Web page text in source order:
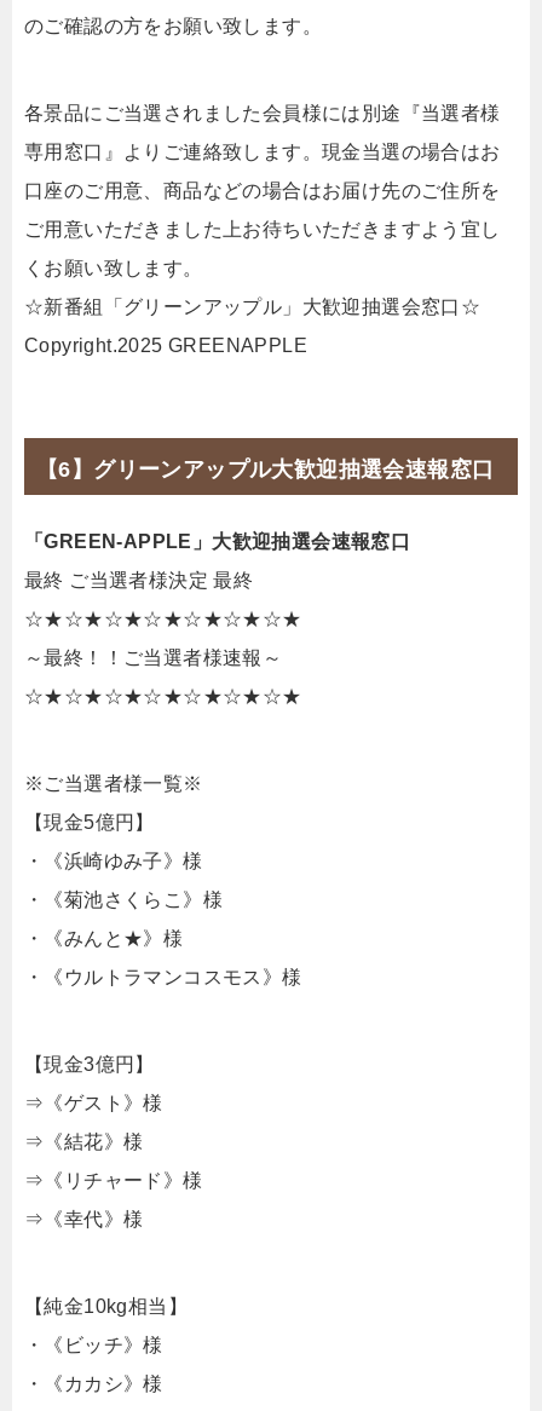
のご確認の方をお願い致します。
各景品にご当選されました会員様には別途『当選者様
専用窓口』よりご連絡致します。現金当選の場合はお
口座のご用意、商品などの場合はお届け先のご住所を
ご用意いただきました上お待ちいただきますよう宜し
くお願い致します。
☆新番組「グリーンアップル」大歓迎抽選会窓口☆
Copyright.2025 GREENAPPLE
【6】グリーンアップル大歓迎抽選会速報窓口
「GREEN-APPLE」大歓迎抽選会速報窓口
最終 ご当選者様決定 最終
☆★☆★☆★☆★☆★☆★☆★
～最終！！ご当選者様速報～
☆★☆★☆★☆★☆★☆★☆★
※ご当選者様一覧※
【現金5億円】
・《浜崎ゆみ子》様
・《菊池さくらこ》様
・《みんと★》様
・《ウルトラマンコスモス》様
【現金3億円】
⇒《ゲスト》様
⇒《結花》様
⇒《リチャード》様
⇒《幸代》様
【純金10kg相当】
・《ビッチ》様
・《カカシ》様